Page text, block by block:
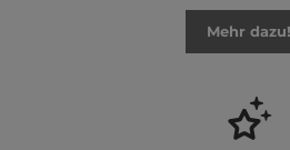
Mehr dazu!